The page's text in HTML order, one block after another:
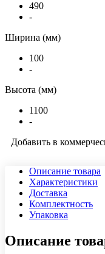
490
-
Ширина (мм)
100
-
Высота (мм)
1100
-
Добавить в
Описание товара
Характеристики
Доставка
Комплектность
Упаковка
Описание